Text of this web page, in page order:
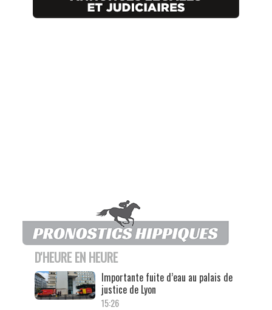
D'HEURE EN HEURE
Importante fuite d’eau au palais de
justice de Lyon
15:26